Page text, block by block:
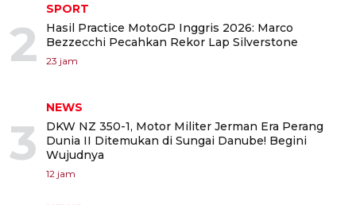
2
SPORT
Hasil Practice MotoGP Inggris 2026: Marco
Bezzecchi Pecahkan Rekor Lap Silverstone
23 jam
3
NEWS
DKW NZ 350-1, Motor Militer Jerman Era Perang
Dunia II Ditemukan di Sungai Danube! Begini
Wujudnya
12 jam